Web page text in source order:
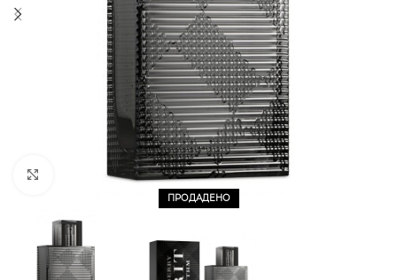
ПРОДАДЕНО
CLICK TO ENLARGE